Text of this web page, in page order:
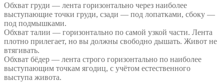
Обхват груди — лента горизонтально через наиболее
выступающие точки груди, сзади — под лопатками, сбоку —
под подмышками.
Обхват талии — горизонтально по самой узкой части. Лента
плотно прилегает, но вы должны свободно дышать. Живот не
втягивать.
Обхват бёдер — лента строго горизонтально по наиболее
выступающим точкам ягодиц, с учётом естественного
выступа живота.